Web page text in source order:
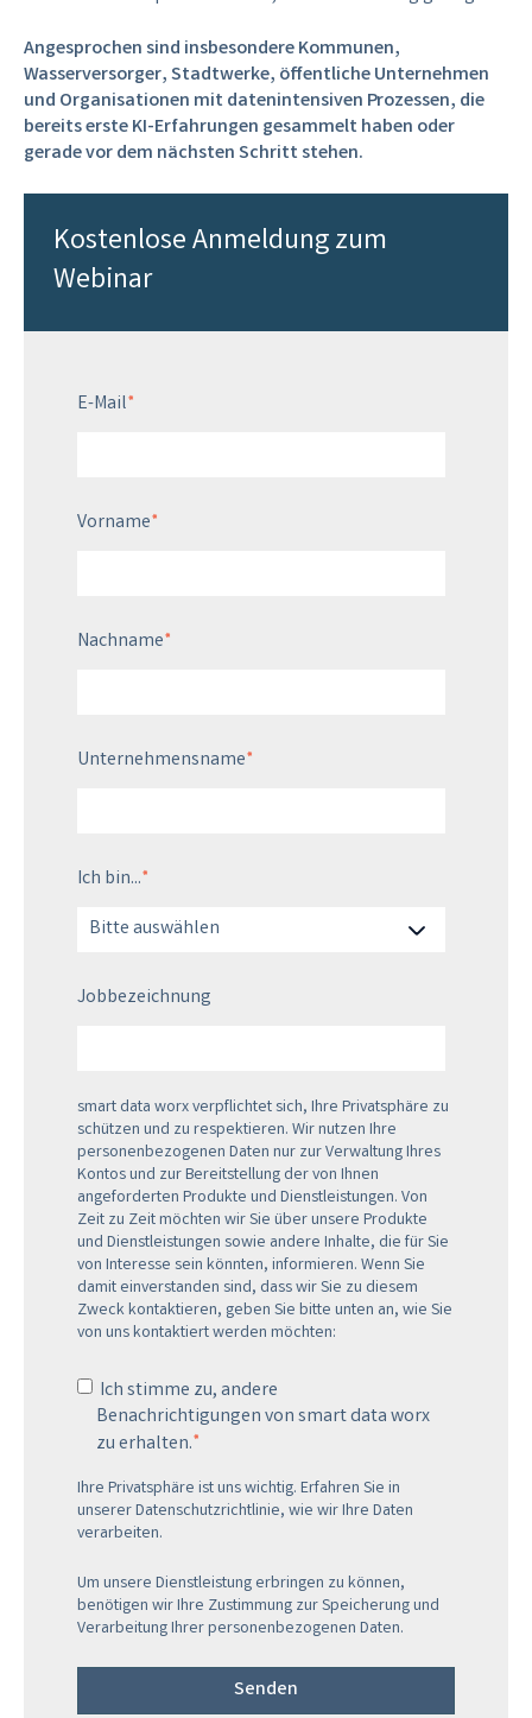
Angesprochen sind insbesondere Kommunen,
Wasserversorger, Stadtwerke, öffentliche Unternehmen
und Organisationen mit datenintensiven Prozessen, die
bereits erste KI-Erfahrungen gesammelt haben oder
gerade vor dem nächsten Schritt stehen.
Kostenlose Anmeldung zum
Webinar
E-Mail*
Vorname*
Nachname*
Unternehmensname*
Ich bin...*
Jobbezeichnung
smart data worx verpflichtet sich, Ihre Privatsphäre zu
schützen und zu respektieren. Wir nutzen Ihre
personenbezogenen Daten nur zur Verwaltung Ihres
Kontos und zur Bereitstellung der von Ihnen
angeforderten Produkte und Dienstleistungen. Von
Zeit zu Zeit möchten wir Sie über unsere Produkte
und Dienstleistungen sowie andere Inhalte, die für Sie
von Interesse sein könnten, informieren. Wenn Sie
damit einverstanden sind, dass wir Sie zu diesem
Zweck kontaktieren, geben Sie bitte unten an, wie Sie
von uns kontaktiert werden möchten:
Ich stimme zu, andere
Benachrichtigungen von smart data worx
zu erhalten.*
Ihre Privatsphäre ist uns wichtig. Erfahren Sie in
unserer Datenschutzrichtlinie, wie wir Ihre Daten
verarbeiten.
Um unsere Dienstleistung erbringen zu können,
benötigen wir Ihre Zustimmung zur Speicherung und
Verarbeitung Ihrer personenbezogenen Daten.